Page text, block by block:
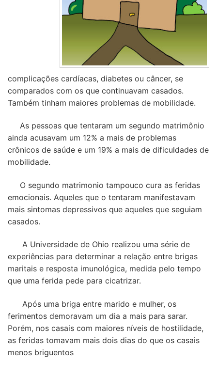
complicações cardíacas, diabetes ou câncer, se
comparados com os que continuavam casados.
Também tinham maiores problemas de mobilidade.
As pessoas que tentaram um segundo matrimônio
ainda acusavam um 12% a mais de problemas
crônicos de saúde e um 19% a mais de dificuldades de
mobilidade.
O segundo matrimonio tampouco cura as feridas
emocionais. Aqueles que o tentaram manifestavam
mais sintomas depressivos que aqueles que seguiam
casados.
A Universidade de Ohio realizou uma série de
experiências para determinar a relação entre brigas
maritais e resposta imunológica, medida pelo tempo
que uma ferida pede para cicatrizar.
Após uma briga entre marido e mulher, os
ferimentos demoravam um dia a mais para sarar.
Porém, nos casais com maiores níveis de hostilidade,
as feridas tomavam mais dois dias do que os casais
menos briguentos